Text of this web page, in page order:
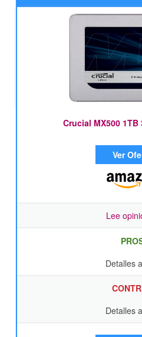
Crucial MX500 1TB
Ver
Lee
Detalles
Detalles